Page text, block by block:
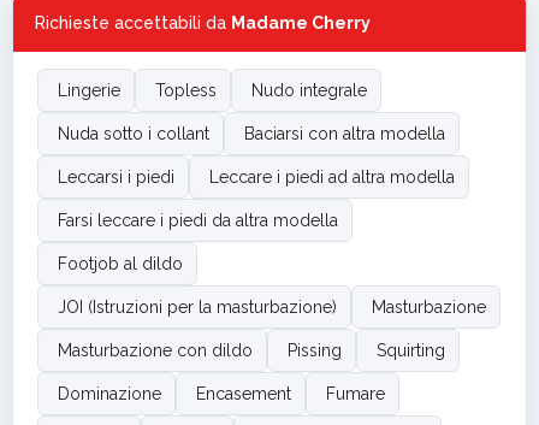
Richieste accettabili da Madame Cherry
Lingerie Topless Nudo integrale
Nuda sotto i collant Baciarsi con altra modella
Leccarsi i piedi Leccare i piedi ad altra modella
Farsi leccare i piedi da altra modella
Footjob al dildo
JOI (Istruzioni per la masturbazione) Masturbazione
Masturbazione con dildo Pissing Squirting
Dominazione Encasement Fumare